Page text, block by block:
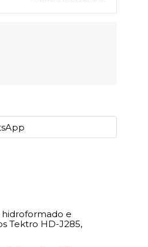
e
Tektro HD-J285,